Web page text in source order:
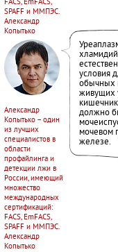
FACS, EmFACS,
SPAFF и ММПЭС.
Александр
Копытько
условия
обычных
живущих
должно
мочевом
железе.
Александр
Копытько – один
из лучших
специалистов в
области
профайлинга и
детекции лжи в
России, имеющий
множество
международных
сертификаций:
FACS, EmFACS,
SPAFF и ММПЭС.
Александр
Копытько